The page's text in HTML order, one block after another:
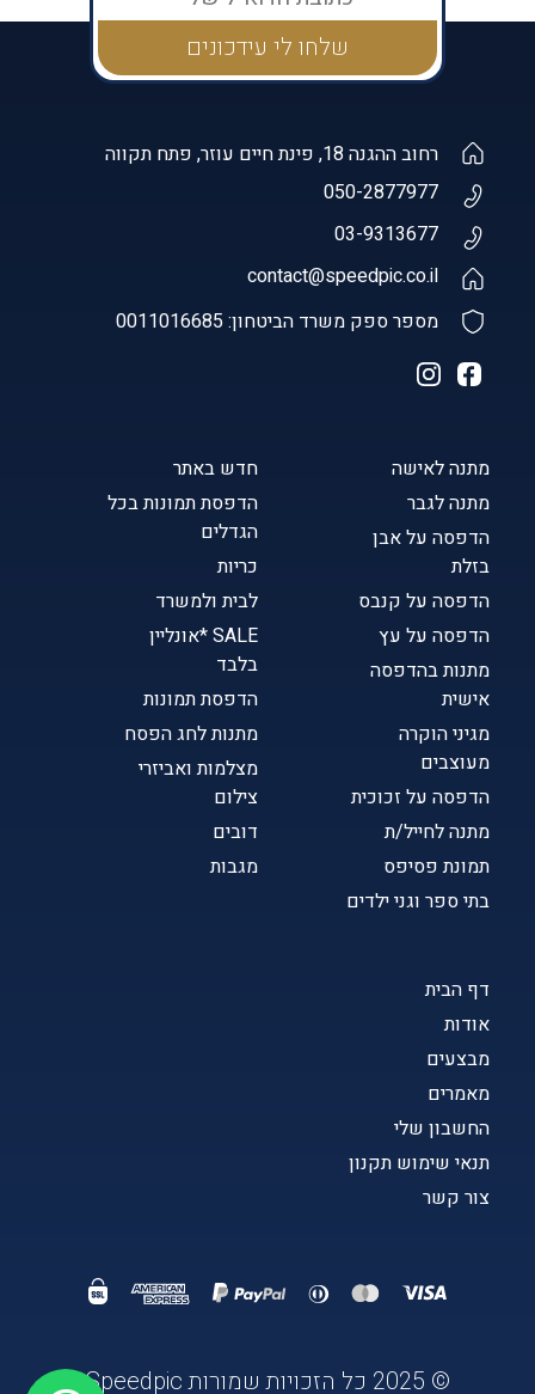
דף הבית
אודות
מבצעים
מאמרים
החשבון שלי
תנאי שימוש תקנון
צור קשר
מתנה לאישה
מתנה לגבר
הדפסה על אבן
בזלת
הדפסה על קנבס
הדפסה על עץ
מתנות בהדפסה
אישית
מגיני הוקרה
מעוצבים
הדפסה על זכוכית
מתנה לחייל/ת
תמונת פסיפס
בתי ספר וגני ילדים
חדש באתר
הדפסת תמונות בכל
הגדלים
כריות
לבית ולמשרד
SALE *אונליין
בלבד
הדפסת תמונות
מתנות לחג הפסח
מצלמות ואביזרי
צילום
דובים
מגבות
רחוב ההגנה 18, פינת חיים עוזר, פתח תקווה
050-2877977
03-9313677
contact@speedpic.co.il
מספר ספק משרד הביטחון: 0011016685
© 2025 כל הזכויות שמורות Speedpic